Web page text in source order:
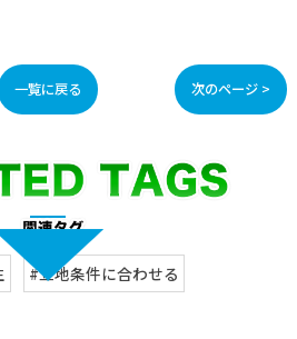
一覧に戻る 次のページ >
#立地条件に合わせる